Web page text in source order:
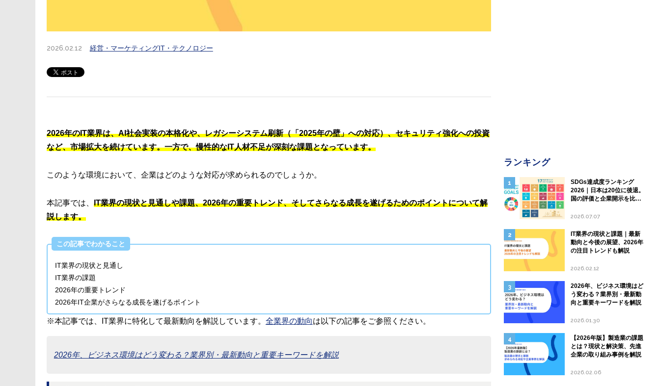
2026.02.12 経営・マーケティングIT・テクノロジー
2026年のIT業界は、AI社会実装の本格化や、レガシーシステム刷新（「2025年の壁」への対応）、セキュリティ強化への投資
など、市場拡大を続けています。一方で、慢性的なIT人材不足が深刻な課題となっています。
このような環境において、企業はどのような対応が求められるのでしょうか。
本記事では、 IT業界の現状と見通しや課題、2026年の重要トレンド、そしてさらなる成長を遂げるためのポイントについて解
説します。
この記事でわかること
IT業界の現状と見通し
IT業界の課題
2026年の重要トレンド
2026年IT企業がさらなる成長を遂げるポイント
※本記事では、IT業界に特化して最新動向を解説しています。 全業界の動向は以下の記事をご参照ください。
2026年、ビジネス環境はどう変わる？業界別・最新動向と重要キーワードを解説
ランキング
SDGs達成度ランキング
2026｜日本は20位に後退。
国の評価と企業開示を比較
2026.07.07
IT業界の現状と課題｜最新
動向と今後の展望、2026年
の注目トレンドも解説
2026.02.12
2026年、ビジネス環境はど
う変わる？業界別・最新動
向と重要キーワードを解説
2026.01.30
【2026年版】製造業の課題
とは？現状と解決策、先進
企業の取り組み事例を解説
2026.02.06